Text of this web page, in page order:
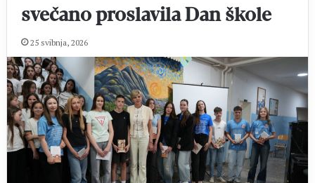
svečano proslavila Dan škole
25 svibnja, 2026